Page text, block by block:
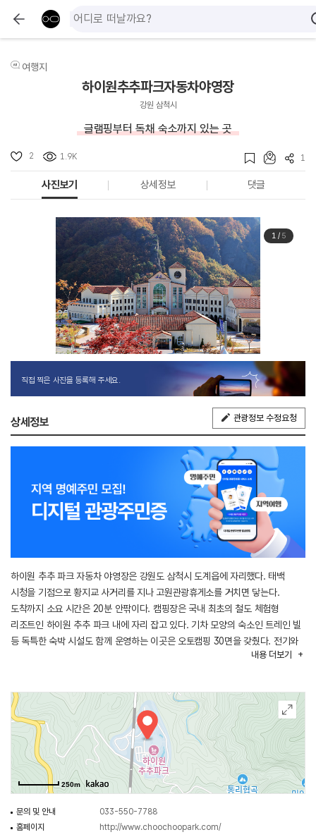
여행지
하이원추추파크자동차야영장
강원 삼척시
글램핑부터 독채 숙소까지 있는 곳
2 1.9K 1
사진보기 상세정보 댓글
1/ 5
직접 찍은 사진을 등록해 주세요.
상세정보 관광정보 수정요청
하이원 추추 파크 자동차 야영장은 강원도 삼척시 도계읍에 자리했다. 태백
시청을 기점으로 황지교 사거리를 지나 고원관광휴게소를 거치면 닿는다.
도착까지 소요 시간은 20분 안팎이다. 캠핑장은 국내 최초의 철도 체험형
리조트인 하이원 추추 파크 내에 자리 잡고 있다. 기차 모양의 숙소인 트레인 빌
등 독특한 숙박 시설도 함께 운영하는 이곳은 오토캠핑 30면을 갖췄다. 전기와
화로 사용에 제약이 없고 화장실, 샤워장, 개수대는 어느 사이트에 있든
체험 시설인 레일바이크, 스위치백 트레인, 미니 트레인과 더불어 산책로,
전망대, 미니 풀장, 야간조명 분수대 등 즐길 거리가 차고 넘친다. 푸드
스테이션, 박병준 술 이야기, 하늘바람 등 미각에 즐거움을 주는 음식점도 많다.
내용 더보기
250m
문의 및 안내
033-550-7788
홈페이지
http://www.choochoopark.com/